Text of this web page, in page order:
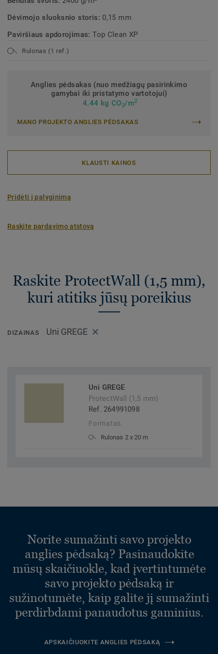
Dėvimojo sluoksnio storis: 0,15 mm
Paviršiaus apdorojimas:Top Clean XP
Rulonas (1 ref.)
Anglies pėdsakas (nuo medžiagų pasirinkimo
gamybai iki pristatymo vartotojui)
4.44 kg CO2/m2
MANO PROJEKTO ANGLIES PĖDSAKAS
KLAUSTI KAINOS
Pridėti į palyginimą
Raskite pardavimo atstovą
Raskite ProtectWall (1,5 mm),
kuri atitiks jūsų poreikius
DIZAINAS Uni GREGE
Uni GREGE
ProtectWall (1,5 mm)
Ref. 264991098
Formatas
Rulonas 2 x 20 m
Norite sumažinti savo projekto
anglies pėdsaką? Pasinaudokite
mūsų skaičiuokle, kad įvertintumėte
savo projekto pėdsaką ir
sužinotumėte, kaip galite jį sumažinti
perdirbdami panaudotus gaminius.
APSKAIČIUOKITE ANGLIES PĖDSAKĄ